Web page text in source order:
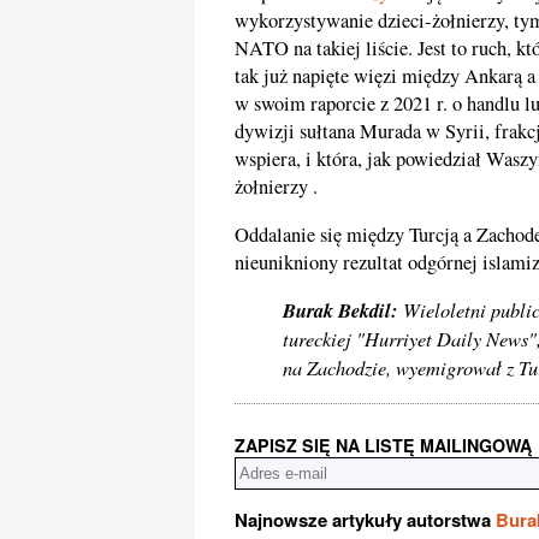
wykorzystywanie dzieci-żołnierzy,
NATO na takiej liście. Jest to ruch,
tak już napięte więzi między Ankarą
w swoim raporcie z 2021 r. o handlu
dywizji sułtana Murada w Syrii,
wspiera, i która, jak powiedział
żołnierzy .
Oddalanie się między Turcją a
nieunikniony rezultat odgórnej
Burak Bekdil: Wieloletni
tureckiej "Hurriyet Daily
na Zachodzie, wyemigrował z
ZAPISZ SIĘ NA LISTĘ MAILINGOWĄ
Najnowsze artykuły autorstwa